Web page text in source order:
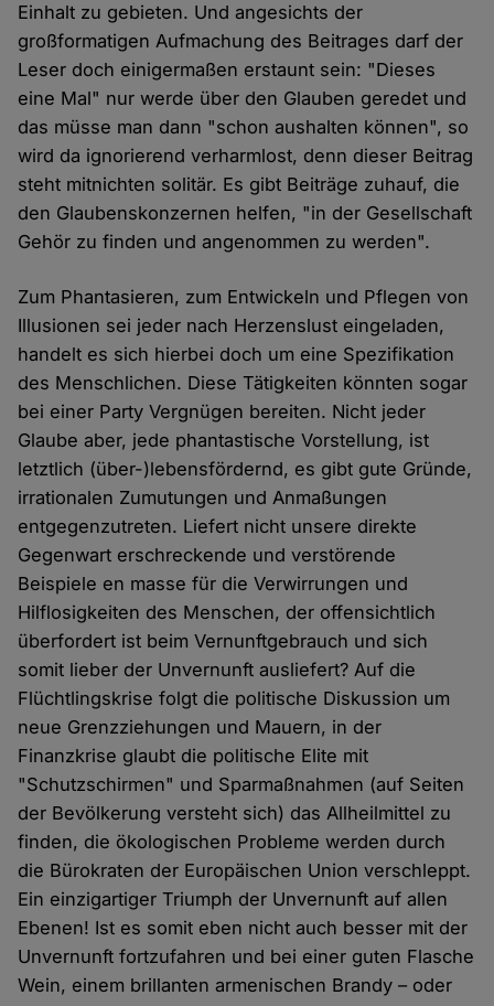
Einhalt zu gebieten. Und angesichts der
großformatigen Aufmachung des Beitrages darf der
Leser doch einigermaßen erstaunt sein: "Dieses
eine Mal" nur werde über den Glauben geredet und
das müsse man dann "schon aushalten können", so
wird da ignorierend verharmlost, denn dieser Beitrag
steht mitnichten solitär. Es gibt Beiträge zuhauf, die
den Glaubenskonzernen helfen, "in der Gesellschaft
Gehör zu finden und angenommen zu werden".
Zum Phantasieren, zum Entwickeln und Pflegen von
Illusionen sei jeder nach Herzenslust eingeladen,
handelt es sich hierbei doch um eine Spezifikation
des Menschlichen. Diese Tätigkeiten könnten sogar
bei einer Party Vergnügen bereiten. Nicht jeder
Glaube aber, jede phantastische Vorstellung, ist
letztlich (über-)lebensfördernd, es gibt gute Gründe,
irrationalen Zumutungen und Anmaßungen
entgegenzutreten. Liefert nicht unsere direkte
Gegenwart erschreckende und verstörende
Beispiele en masse für die Verwirrungen und
Hilflosigkeiten des Menschen, der offensichtlich
überfordert ist beim Vernunftgebrauch und sich
somit lieber der Unvernunft ausliefert? Auf die
Flüchtlingskrise folgt die politische Diskussion um
neue Grenzziehungen und Mauern, in der
Finanzkrise glaubt die politische Elite mit
"Schutzschirmen" und Sparmaßnahmen (auf Seiten
der Bevölkerung versteht sich) das Allheilmittel zu
finden, die ökologischen Probleme werden durch
die Bürokraten der Europäischen Union verschleppt.
Ein einzigartiger Triumph der Unvernunft auf allen
Ebenen! Ist es somit eben nicht auch besser mit der
Unvernunft fortzufahren und bei einer guten Flasche
Wein, einem brillanten armenischen Brandy – oder